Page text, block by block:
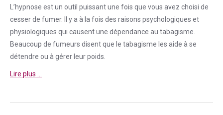
L’hypnose est un outil puissant une fois que vous avez choisi de
cesser de fumer. Il y a à la fois des raisons psychologiques et
physiologiques qui causent une dépendance au tabagisme.
Beaucoup de fumeurs disent que le tabagisme les aide à se
détendre ou à gérer leur poids.
Lire plus …